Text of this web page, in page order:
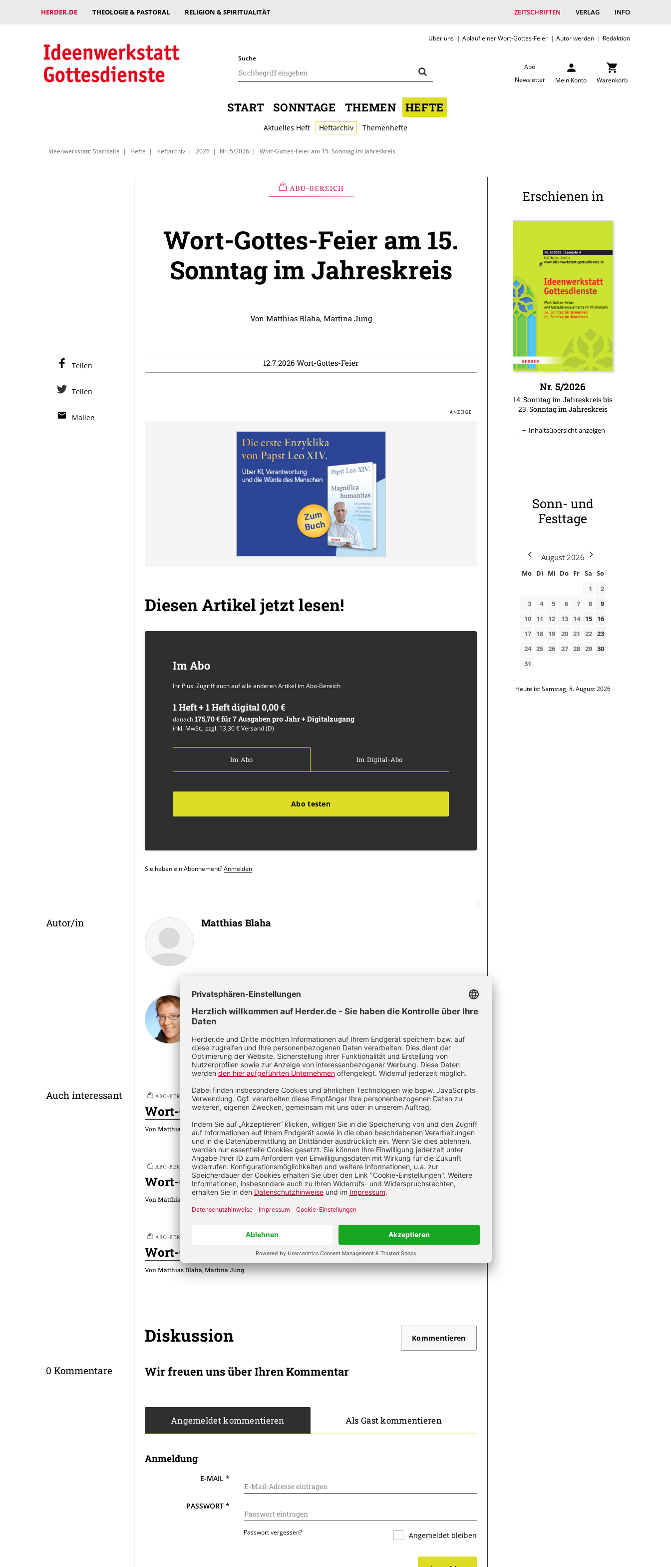
HERDER.DE THEOLOGIE & PASTORAL RELIGION & SPIRITUALITÄT ZEITSCHRIFTEN VERLAG INFO
Über uns Ablauf einer Wort-Gottes-Feier Autor werden Redaktion
Suche
Abo
Newsletter
Mein Konto Warenkorb
START SONNTAGE THEMEN HEFTE
Aktuelles Heft Heftarchiv Themenhefte
Ideenwerkstatt: Startseite Hefte Heftarchiv 2026 Nr. 5/2026 Wort-Gottes-Feier am 15. Sonntag im Jahreskreis
Wort-Gottes-Feier am 15.
Sonntag im Jahreskreis
Von Matthias Blaha, Martina Jung
12.7.2026 Wort-Gottes-Feier
Diesen Artikel jetzt lesen!
Im Abo
Ihr Plus: Zugriff auch auf alle anderen Artikel im Abo-Bereich
1 Heft + 1 Heft digital 0,00 €
danach175,70 € für 7 Ausgaben pro Jahr + Digitalzugang
inkl. MwSt., zzgl. 13,30 € Versand (D)
Im Abo Im Digital-Abo
Abo testen
Sie haben ein Abonnement?Anmelden
Teilen
Teilen
Mailen
Überschrift
Autor/in Matthias Blaha
Martina Jung
Martina Jung, geb. 1974, Theologin, mehrjährige Tätigkeit in Jugendpastoral,
und Lektorin tätig.
Auch interessant
Plus
Nr. 6/2026: 24. Sonntag der Osterzeit bis Christkönig S. 8-12 Wort-Gottes-Feier
Wort-Gottes-Feier am 24. Sonntag im Jahreskreis
Von Matthias Blaha, Martina Jung
Plus
Nr. 6/2026: 24. Sonntag der Osterzeit bis Christkönig S. 36-40 Wort-Gottes-Feier
Wort-Gottes-Feier am 27. Sonntag im Jahreskreis
Von Matthias Blaha, Martina Jung
Plus
Nr. 6/2026: 24. Sonntag der Osterzeit bis Christkönig Wort-Gottes-Feier
Wort-Gottes-Feier am 28. Sonntag im Jahreskreis
Von Matthias Blaha, Martina Jung
Diskussion Kommentieren
0 Kommentare Wir freuen uns über Ihren Kommentar
Angemeldet kommentieren Als Gast kommentieren
Anmeldung
E-MAIL*
PASSWORT*
Passwort vergessen? Angemeldet bleiben
Erschienen in
Nr. 5/2026
14. Sonntag im Jahreskreis bis
23. Sonntag im Jahreskreis
Inhaltsübersicht anzeigen
Sonn- und
Festtage
August 2026
Mo Di Mi Do Fr Sa So
1
2
3
4 5 6 7 8
9
10
11 12 13 14 15
16
17
18 19 20 21 22 23
24 25 26 27 28 29 30
31
Heute ist Samstag, 8. August 2026